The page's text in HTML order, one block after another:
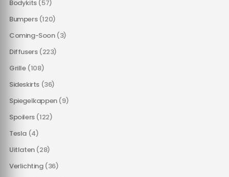
Bodykits (57)
Bumpers (120)
Coming-Soon (3)
Diffusers (223)
Grille (108)
Sideskirts (36)
Spiegelkappen (9)
Spoilers (122)
Tesla (4)
Uitlaten (28)
Verlichting (36)